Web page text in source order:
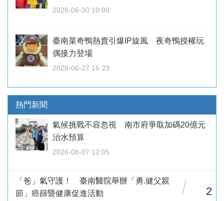
2026-06-30 10:00
臺南菜奇鴨熱賣引爆IP旋風 夜奇鴨授權玩
偶接力登場
2026-06-27 16:23
熱門新聞
氣候挑戰不容忽視 南市府爭取加碼20億元
治水預算
2026-08-07 12:05
「爸」氣守護！ 臺南醫院舉辦「勇.健父親
節」癌篩暨健康促進活動
/ 2